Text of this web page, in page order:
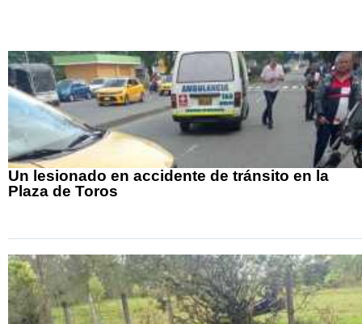
Un lesionado en accidente de tránsito en la
Plaza de Toros